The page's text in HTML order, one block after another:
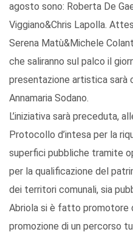
agosto sono: Roberta De
Viggiano&Chris Lapolla.
Serena Matù&Michele
che saliranno sul palco il
presentazione artistica sarà
Annamaria Sodano.
L’iniziativa sarà preceduta,
Protocollo d’intesa per la
superfici pubbliche tramite
per la qualificazione del
dei territori comunali, sia
Abriola si è fatto promotore
promozione di un percorso